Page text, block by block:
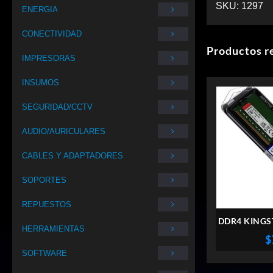
ENERGIA
CONECTIVIDAD
IMPRESORAS
INSUMOS
SEGURIDAD/CCTV
AUDIO/AURICULARES
CABLES Y ADAPTADORES
SOPORTES
REPUESTOS
HERRAMIENTAS
SOFTWARE
SKU: 1297
Productos
DDR4
$